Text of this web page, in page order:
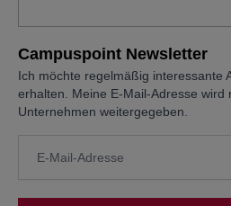
Campuspoint Newsletter
Ich möchte regelmäßig interessante
erhalten. Meine E-Mail-Adresse wird
Unternehmen weitergegeben.